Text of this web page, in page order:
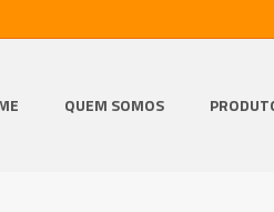
QUEM SOMOS